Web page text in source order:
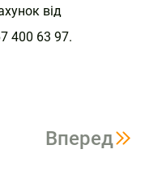
від
400 63 97.
Вперед